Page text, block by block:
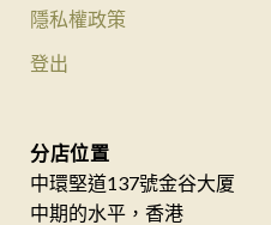
隱私權政策
登出
分店位置
中環堅道137號金谷大厦
中期的水平，香港